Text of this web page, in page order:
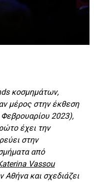
κοσμημάτων,
μέρος στην έκθεση
2023),
έχει την
στην
από
Vassou
Αθήνα και σχεδιάζει